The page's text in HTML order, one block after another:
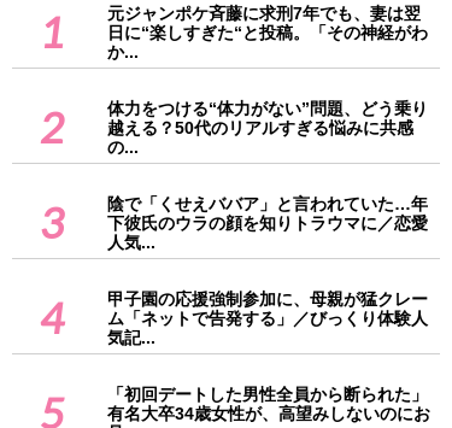
1
元ジャンポケ斉藤に求刑7年でも、妻は翌
日に“楽しすぎた“と投稿。「その神経がわ
か...
2
体力をつける“体力がない”問題、どう乗り
越える？50代のリアルすぎる悩みに共感
の...
3
陰で「くせえババア」と言われていた…年
下彼氏のウラの顔を知りトラウマに／恋愛
人気...
4
甲子園の応援強制参加に、母親が猛クレー
ム「ネットで告発する」／びっくり体験人
気記...
5
「初回デートした男性全員から断られた」
有名大卒34歳女性が、高望みしないのにお